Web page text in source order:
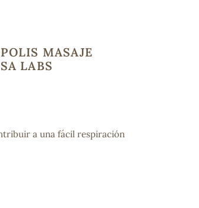
MASAJE
LABS
a una fácil respiración